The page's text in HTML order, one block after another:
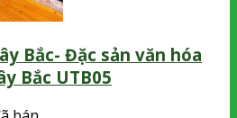
Bắc- Đặc sản văn hóa
Bắc UTB05